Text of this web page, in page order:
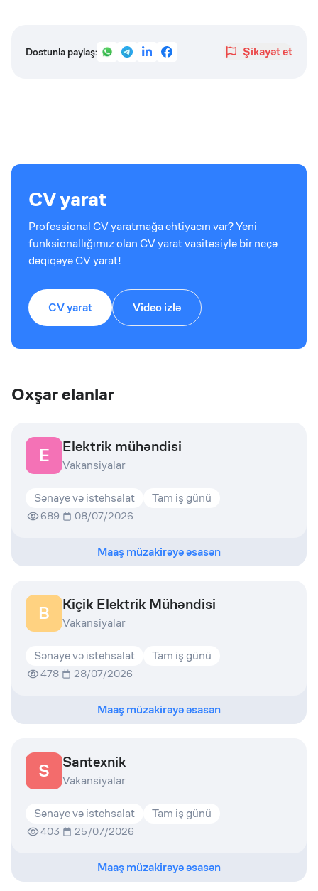
Dostunla paylaş: Şikayət et
CV yarat
Professional CV yaratmağa ehtiyacın var? Yeni
funksionallığımız olan CV yarat vasitəsiylə bir neçə
dəqiqəyə CV yarat!
CV yarat Video izlə
Oxşar elanlar
E Elektrik mühəndisi
Vakansiyalar
Sənaye və istehsalat Tam iş günü
689 08/07/2026
Maaş müzakirəyə əsasən
B Kiçik Elektrik Mühəndisi
Vakansiyalar
Sənaye və istehsalat Tam iş günü
478 28/07/2026
Maaş müzakirəyə əsasən
S Santexnik
Vakansiyalar
Sənaye və istehsalat Tam iş günü
403 25/07/2026
Maaş müzakirəyə əsasən